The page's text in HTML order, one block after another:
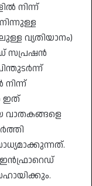
നിന്ന്
വ്യതിയാനം)
സപ്രഷൻ
ഇത്
വാതകങ്ങളെ